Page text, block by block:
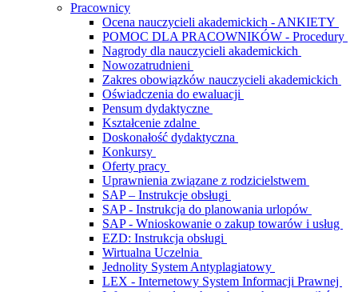
Pracownicy
Ocena nauczycieli akademickich - ANKIETY
POMOC DLA PRACOWNIKÓW - Procedury
Nagrody dla nauczycieli akademickich
Nowozatrudnieni
Zakres obowiązków nauczycieli akademickich
Oświadczenia do ewaluacji
Pensum dydaktyczne
Kształcenie zdalne
Doskonałość dydaktyczna
Konkursy
Oferty pracy
Uprawnienia związane z rodzicielstwem
SAP – Instrukcje obsługi
SAP - Instrukcja do planowania urlopów
SAP - Wnioskowanie o zakup towarów i usług
EZD: Instrukcja obsługi
Wirtualna Uczelnia
Jednolity System Antyplagiatowy
LEX - Internetowy System Informacji Prawnej